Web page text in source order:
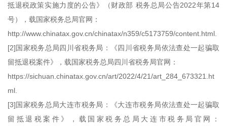
抵退税政策实施力度的公告》（财政部 税务总局公告2022年第14
号），载国家税务总局官网：
http://www.chinatax.gov.cn/chinatax/n359/c5173759/content.html.
[2]国家税务总局四川省税务局：《四川省税务局依法查处一起骗取
留抵退税案件》，载国家税务总局四川省税务局官网：
https://sichuan.chinatax.gov.cn/art/2022/4/21/art_284_673321.ht
ml.
[3]国家税务总局大连市税务局：《大连市税务局依法查处一起骗取
留抵退税案件》，载国家税务总局大连市税务局官网：